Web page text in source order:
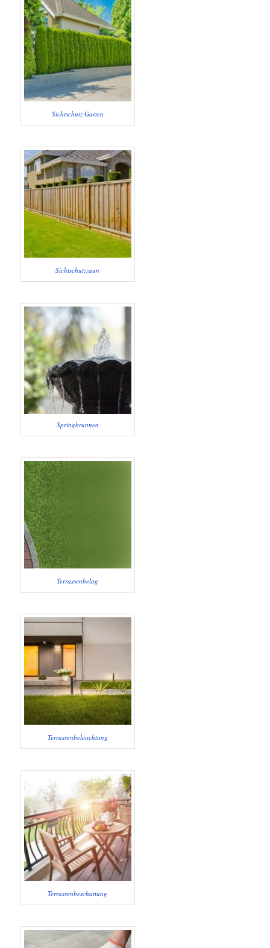
Sichtschutz Garten
Sichtschutzzaun
Springbrunnen
Terrassenbelag
Terrassenbeleuchtung
Terrassenbeschattung